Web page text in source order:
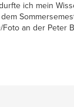
ich mein
Foto an der Peter